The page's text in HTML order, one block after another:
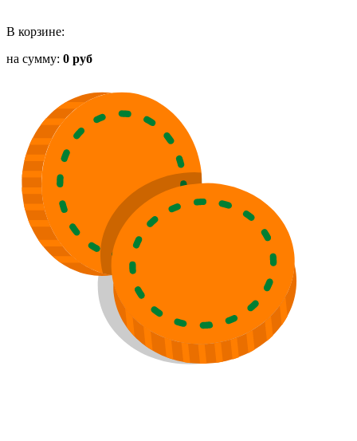
В корзине:
на сумму: 0 руб